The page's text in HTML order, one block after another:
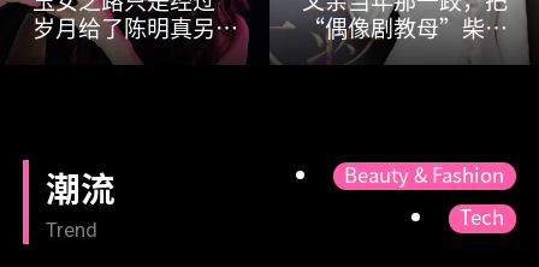
岁月给了陈明真另一
张表情
“偶像剧教母”柴智
屏“推”进了影视圈
潮流
Trend
Beauty & Fashion
Tech